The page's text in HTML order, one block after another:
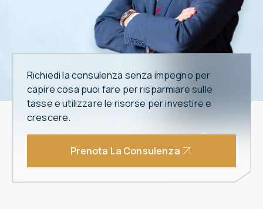
Richiedi la consulenza senza impegno per
capire cosa puoi fare per risparmiare sulle
tasse e utilizzare le risorse per investire e
crescere.
Prenota La Consulenza